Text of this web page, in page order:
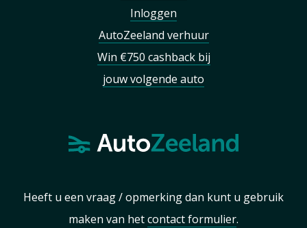
Inloggen
AutoZeeland verhuur
Win €750 cashback bij
jouw volgende auto
Heeft u een vraag / opmerking dan kunt u gebruik
maken van hetcontact formulier.